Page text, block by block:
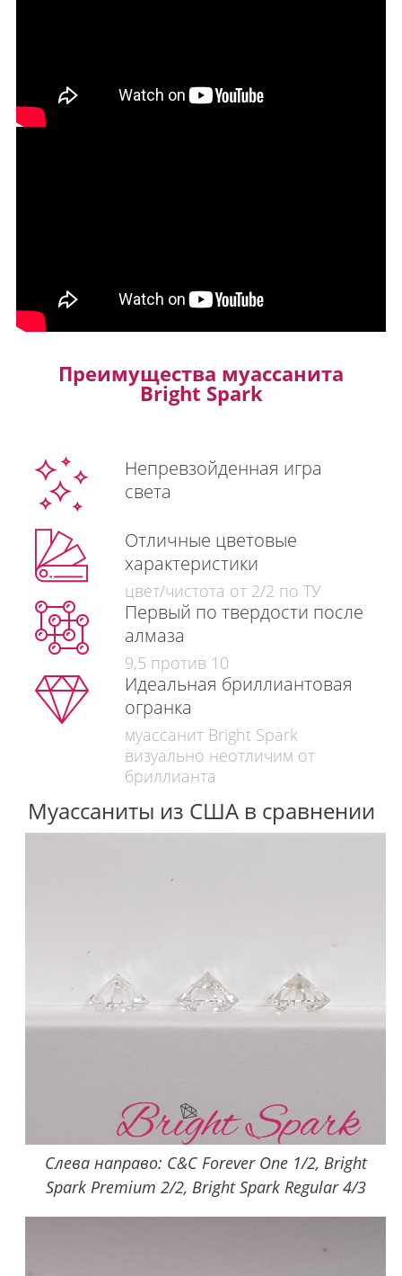
Преимущества муассанита
Bright Spark
Непревзойденная игра
света
Отличные цветовые
характеристики
цвет/чистота от 2/2 по ТУ
Первый по твердости после
алмаза
9,5 против 10
Идеальная бриллиантовая
огранка
муассанит Bright Spark
визуально неотличим от
бриллианта
Муассаниты из США в сравнении
Слева направо: C&C Forever One 1/2, Bright
Spark Premium 2/2, Bright Spark Regular 4/3